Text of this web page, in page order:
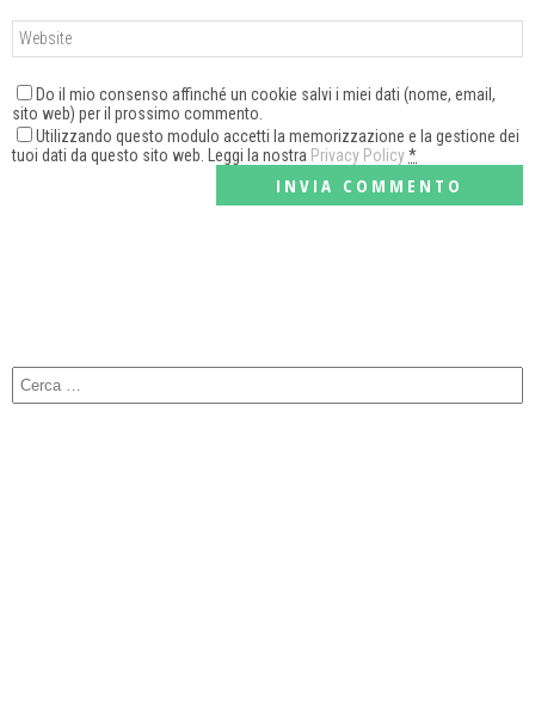
Do il mio consenso affinché un cookie salvi i miei dati (nome, email,
sito web) per il prossimo commento.
Utilizzando questo modulo accetti la memorizzazione e la gestione dei
tuoi dati da questo sito web. Leggi la nostra Privacy Policy*